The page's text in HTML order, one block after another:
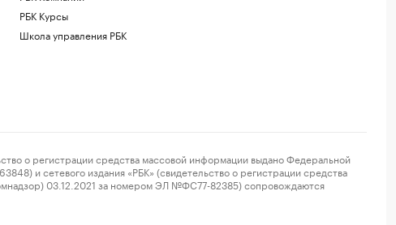
РБК Курсы
Школа управления РБК
о регистрации средства массовой информации выдано Федеральной
и сетевого издания «РБК» (свидетельство о регистрации средства
03.12.2021 за номером ЭЛ №ФС77-82385) сопровождаются